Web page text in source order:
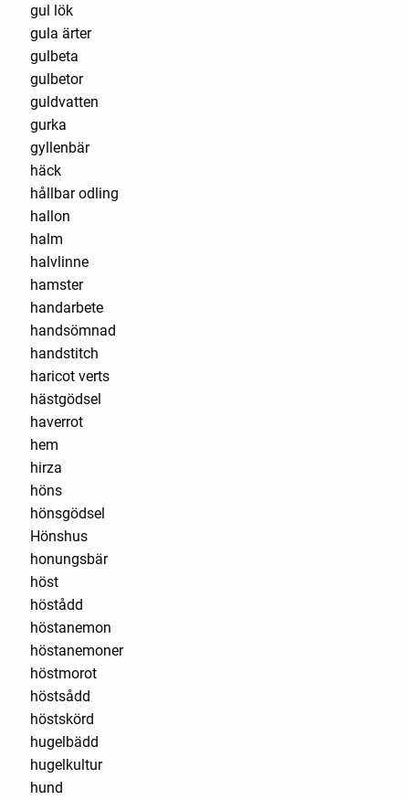
gul lök
gula ärter
gulbeta
gulbetor
guldvatten
gurka
gyllenbär
häck
hållbar odling
hallon
halm
halvlinne
hamster
handarbete
handsömnad
handstitch
haricot verts
hästgödsel
haverrot
hem
hirza
höns
hönsgödsel
Hönshus
honungsbär
höst
höstådd
höstanemon
höstanemoner
höstmorot
höstsådd
höstskörd
hugelbädd
hugelkultur
hund